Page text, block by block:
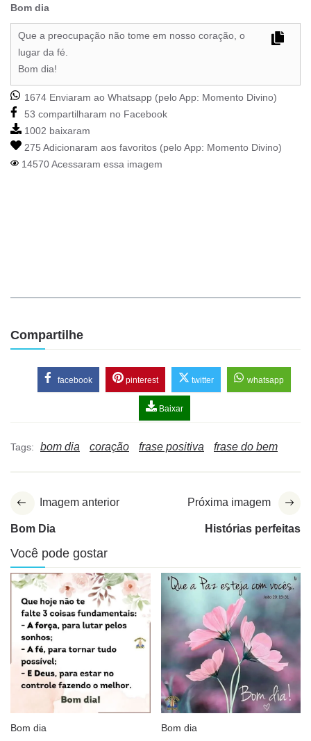
Bom dia
Que a preocupação não tome em nosso coração, o
lugar da fé.
Bom dia!
1674 Enviaram ao Whatsapp (pelo App: Momento Divino)
53 compartilharam no Facebook
1002 baixaram
275 Adicionaram aos favoritos (pelo App: Momento Divino)
14570 Acessaram essa imagem
Compartilhe
facebook pinterest twitter whatsapp
Baixar
Tags: bom dia coração frase positiva frase do bem
Imagem anterior
Bom Dia
Próxima imagem
Histórias perfeitas
Você pode gostar
Bom dia Bom dia